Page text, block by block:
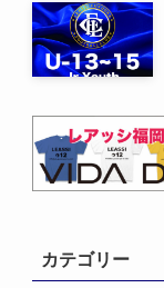
カテゴリー